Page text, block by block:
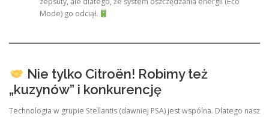
Mode) go odciął.
Nie tylko Citroën! Robimy też
„kuzynów” i konkurencję
Technologia w grupie Stellantis (dawniej PSA) jest wspólna. Dlatego nasz